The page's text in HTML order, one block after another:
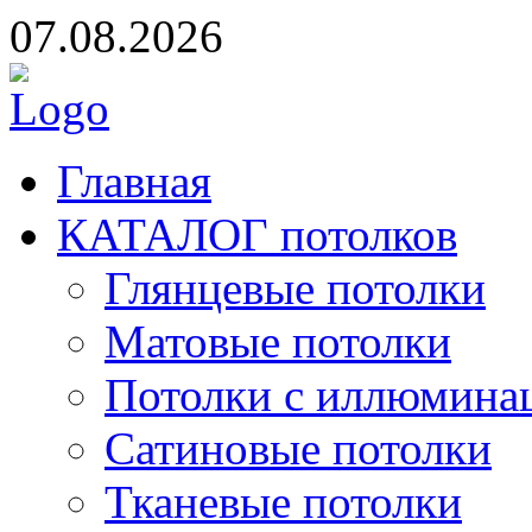
07.08.2026
Главная
КАТАЛОГ потолков
Глянцевые потолки
Матовые потолки
Потолки с
Сатиновые потолки
Тканевые потолки